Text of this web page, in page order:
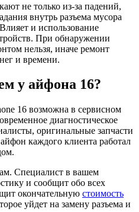
не только из-за падений,
внутрь разъема мусора
и использование
При обнаружении
нельзя, иначе ремонт
и времени.
у айфона 16?
16 возможна в сервисном
диагностическое
оригинальные запчасти
каждого клиента работал
Специалист в вашем
и сообщит обо всех
окончательную стоимость
уйдет на замену разъема и